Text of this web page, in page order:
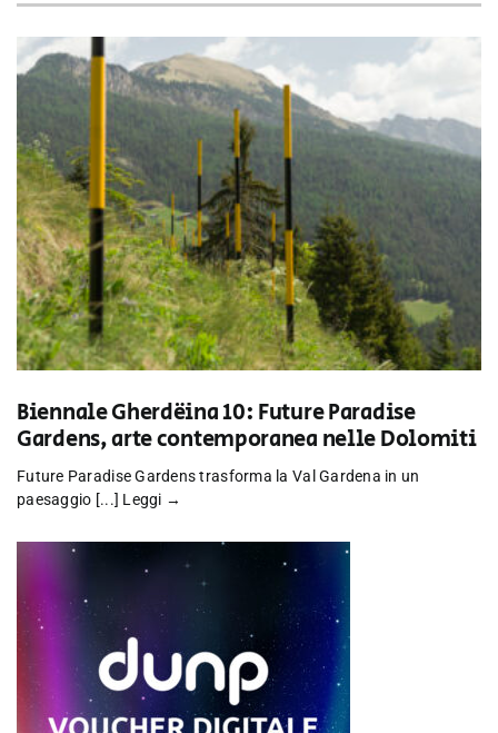
Biennale Gherdëina 10: Future Paradise
Gardens, arte contemporanea nelle Dolomiti
Future Paradise Gardens trasforma la Val Gardena in un
paesaggio [...] Leggi →